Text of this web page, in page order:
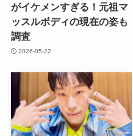
がイケメンすぎる！元祖マ
ッスルボディの現在の姿も
調査
2026-05-22